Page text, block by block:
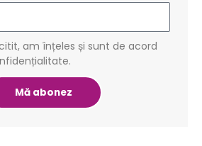
am înțeles și sunt de acord
Mă abonez